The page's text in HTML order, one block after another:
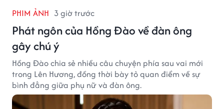
PHIM ẢNH 3 giờ trước
Phát ngôn của Hồng Đào về đàn ông
gây chú ý
Hồng Đào chia sẻ nhiều câu chuyện phía sau vai mới
trong Lên Hương, đồng thời bày tỏ quan điểm về sự
bình đẳng giữa phụ nữ và đàn ông.